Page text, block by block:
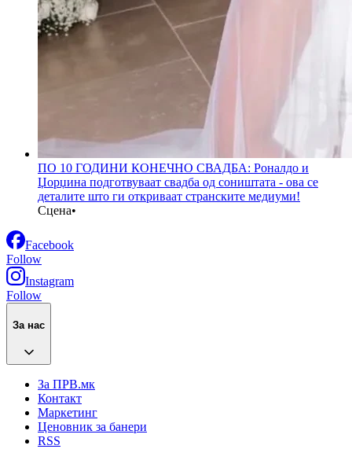
ПО 10 ГОДИНИ КОНЕЧНО СВАДБА: Роналдо и
Џорџина подготвуваат свадба од соништата - oва се
деталите што ги откриваат странските медиуми!
Сцена•
Facebook
Follow
Instagram
Follow
За нас
За ПРВ.мк
Контакт
Маркетинг
Ценовник за банери
RSS